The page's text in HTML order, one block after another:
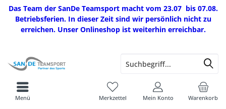
Das Team der SanDe Teamsport macht vom 23.07 bis 07.08.
Betriebsferien. In dieser Zeit sind wir persönlich nicht zu
erreichen. Unser Onlineshop ist weiterhin erreichbar.
Warenkorb
Merkzettel Mein Konto
Menü